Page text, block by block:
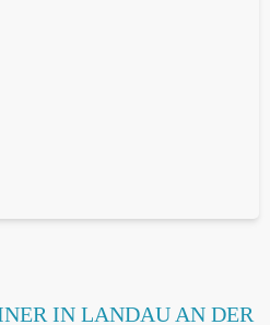
IN LANDAU AN DER